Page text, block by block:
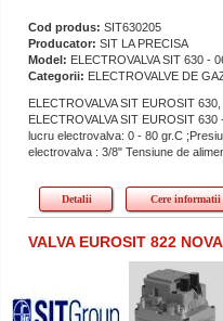
Cod produs: SIT630205
Producator: SIT LA PRECISA
Model: ELECTROVALVA SIT 630 -
Categorii: ELECTROVALVE DE
ELECTROVALVA SIT EUROSIT
ELECTROVALVA SIT EUROSIT
lucru electrovalva: 0 - 80 gr.C
electrovalva : 3/8" Tensiune de
Detalii Cere informatii
VALVA EUROSIT 822